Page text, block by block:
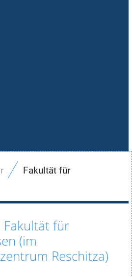
Fakultät für
Fakultät für
(im
Reschitza)